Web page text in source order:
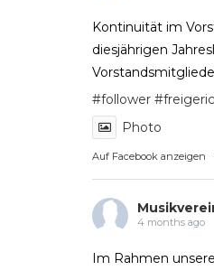
Kontinuität im
diesjährigen
#follower
Photo
Auf Facebook anzeigen
4 months ago
Im Rahmen